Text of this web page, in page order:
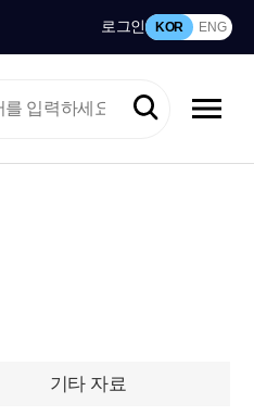
로그인 KOR ENG
기타 자료